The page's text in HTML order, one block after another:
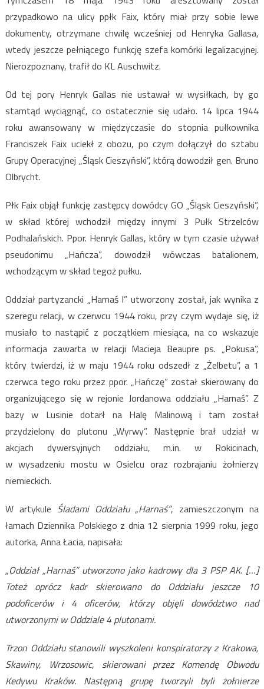
przypadkowo na ulicy ppłk Faix, który miał przy sobie lewe
dokumenty, otrzymane chwilę wcześniej od Henryka Gallasa,
wtedy jeszcze pełniącego funkcję szefa komórki legalizacyjnej.
Nierozpoznany, trafił do KL Auschwitz.
Od tej pory Henryk Gallas nie ustawał w wysiłkach, by go
stamtąd wyciągnąć, co ostatecznie się udało. 14 lipca 1944
roku awansowany w międzyczasie do stopnia pułkownika
Franciszek Faix uciekł z obozu, po czym dołączył do sztabu
Grupy Operacyjnej „Śląsk Cieszyński”, którą dowodził gen. Bruno
Olbrycht.
Płk Faix objął funkcję zastępcy dowódcy GO „Śląsk Cieszyński”,
w skład której wchodził między innymi 3 Pułk Strzelców
Podhalańskich. Ppor. Henryk Gallas, który w tym czasie używał
pseudonimu „Hańcza”, dowodził wówczas batalionem,
wchodzącym w skład tegoż pułku.
Oddział partyzancki „Harnaś I” utworzony został, jak wynika z
szeregu relacji, w czerwcu 1944 roku, przy czym wydaje się, iż
musiało to nastąpić z początkiem miesiąca, na co wskazuje
informacja zawarta w relacji Macieja Beaupre ps. „Pokusa”,
który twierdzi, iż w maju 1944 roku odszedł z „Żelbetu”, a 1
czerwca tego roku przez ppor. „Hańczę” został skierowany do
organizującego się w rejonie Jordanowa oddziału „Harnaś”. Z
bazy w Lusinie dotarł na Halę Malinową i tam został
przydzielony do plutonu „Wyrwy”. Następnie brał udział w
akcjach dywersyjnych oddziału, m.in. w Rokicinach,
w wysadzeniu mostu w Osielcu oraz rozbrajaniu żołnierzy
niemieckich.
W artykule Śladami Oddziału „Harnaś”, zamieszczonym na
łamach Dziennika Polskiego z dnia 12 sierpnia 1999 roku, jego
autorka, Anna Łacia, napisała:
„Oddział „Harnaś” utworzono jako kadrowy dla 3 PSP AK. […]
Toteż oprócz kadr skierowano do Oddziału jeszcze 10
podoficerów i 4 oficerów, którzy objęli dowództwo nad
utworzonymi w Oddziale 4 plutonami.
Trzon Oddziału stanowili wyszkoleni konspiratorzy z Krakowa,
Skawiny, Wrzosowic, skierowani przez Komendę Obwodu
Kedywu Kraków. Następną grupę tworzyli byli żołnierze